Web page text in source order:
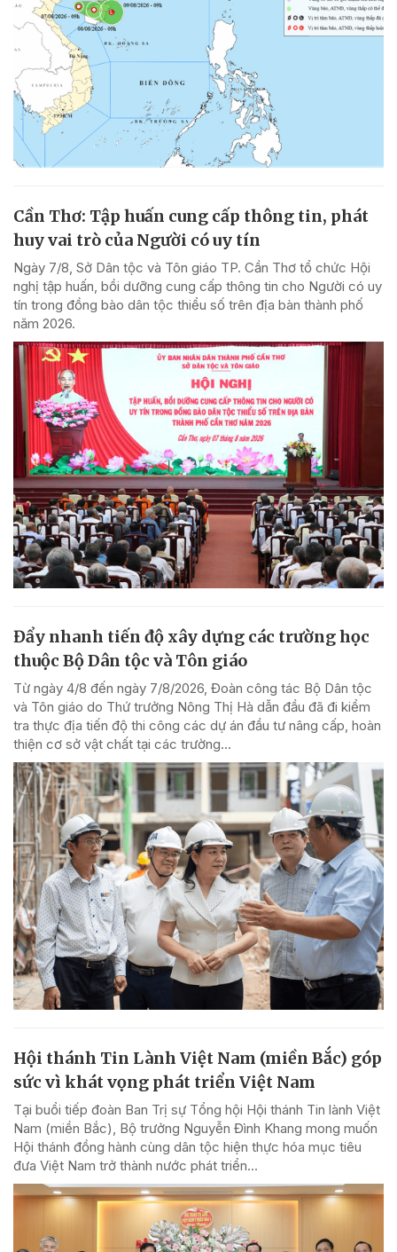
Cần Thơ: Tập huấn cung cấp thông tin, phát
huy vai trò của Người có uy tín
Ngày 7/8, Sở Dân tộc và Tôn giáo TP. Cần Thơ tổ chức Hội
nghị tập huấn, bồi dưỡng cung cấp thông tin cho Người có uy
tín trong đồng bào dân tộc thiểu số trên địa bàn thành phố
năm 2026.
Đẩy nhanh tiến độ xây dựng các trường học
thuộc Bộ Dân tộc và Tôn giáo
Từ ngày 4/8 đến ngày 7/8/2026, Đoàn công tác Bộ Dân tộc
và Tôn giáo do Thứ trưởng Nông Thị Hà dẫn đầu đã đi kiểm
tra thực địa tiến độ thi công các dự án đầu tư nâng cấp, hoàn
thiện cơ sở vật chất tại các trường...
Hội thánh Tin Lành Việt Nam (miền Bắc) góp
sức vì khát vọng phát triển Việt Nam
Tại buổi tiếp đoàn Ban Trị sự Tổng hội Hội thánh Tin lành Việt
Nam (miền Bắc), Bộ trưởng Nguyễn Đình Khang mong muốn
Hội thánh đồng hành cùng dân tộc hiện thực hóa mục tiêu
đưa Việt Nam trở thành nước phát triển...